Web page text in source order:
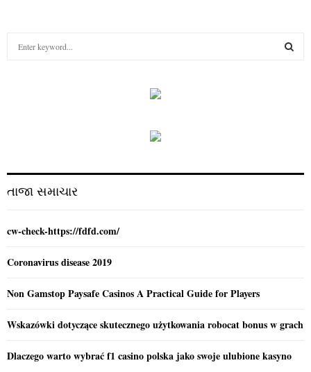
:
તાજા સમાચાર
cw-check-https://fdfd.com/
Coronavirus disease 2019
Non Gamstop Paysafe Casinos A Practical Guide for Players
Wskazówki dotyczące skutecznego użytkowania robocat bonus w grach
Dlaczego warto wybrać f1 casino polska jako swoje ulubione kasyno